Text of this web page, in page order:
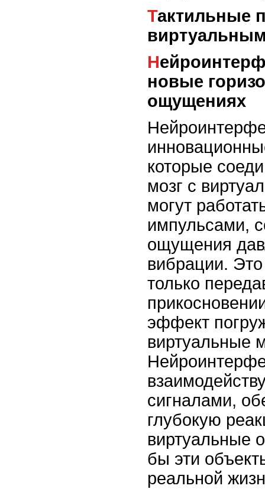
Тактильные перчатки: контакт с
Нейроинтерфейсы и давление:
новые
ощущениях
которые
мозг с
могут
импульсами,
ощущения
вибрации.
только
эффект
виртуальные
сигналами,
глубокую
виртуальные
бы эти
реальной